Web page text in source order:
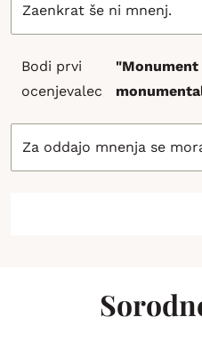
Zaenkrat še ni mnenj.
Bodi prvi
ocenjevalec
"Monument
Za oddajo mnenja se